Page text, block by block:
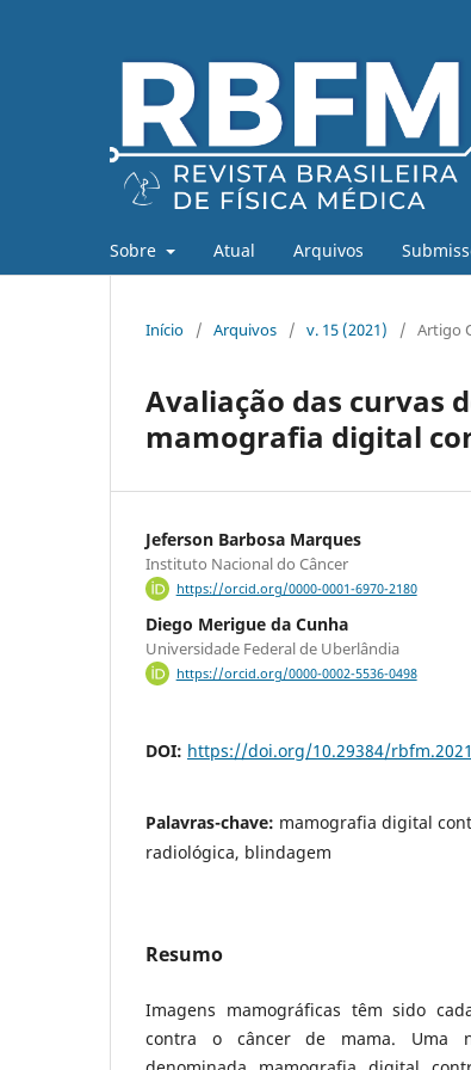
Sobre Atual Arquivos
Início / Arquivos / v. 15 (2021) / Artigo
Avaliação das curvas
mamografia digital
Jeferson Barbosa Marques
Instituto Nacional do Câncer
https://orcid.org/0000-0001-6970-2180
Diego Merigue da Cunha
Universidade Federal de Uberlândia
https://orcid.org/0000-0002-5536-0498
DOI: https://doi.org/10.29384/
Palavras-chave: mamografia digital
radiológica, blindagem
Resumo
Imagens mamográficas têm sido
contra o câncer de mama. Uma